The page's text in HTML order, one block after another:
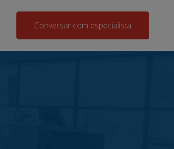
Conversar com especialista